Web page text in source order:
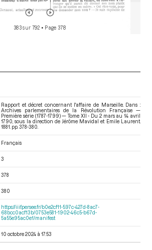
383 sur 792 • Page 378
Rapport et décret concernant l'affaire de Marseille. Dans :
Archives parlementaires de la Révolution Française —
Première série (1787-1799) — Tome XII - Du 2 mars au 14 avril
1790 , sous la direction de Jérôme Mavidal et Emile Laurent.
1881. pp. 378-380.
Français
3
378
380
https://iiif.persee.fr/b0e2cf11-597c-427d-8ac7-
68bcc0acf13b/0753e581-1902-46c5-b67d-
5a55e95ac0e1/manifest
10 octobre 2024 à 17:53